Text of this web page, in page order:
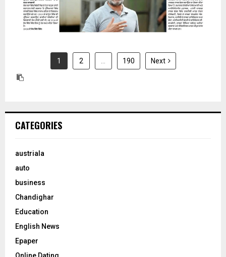
1 2 … 190 Next
CATEGORIES
austriala
auto
business
Chandighar
Education
English News
Epaper